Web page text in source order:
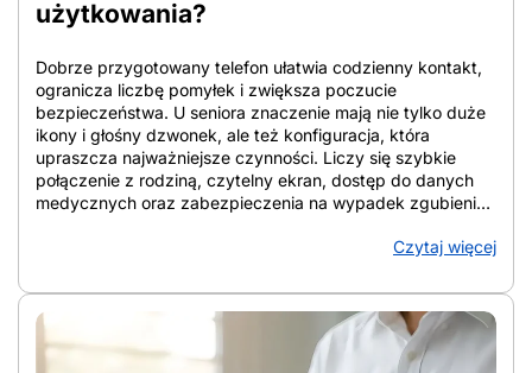
użytkowania?
Dobrze przygotowany telefon ułatwia codzienny kontakt,
ogranicza liczbę pomyłek i zwiększa poczucie
bezpieczeństwa. U seniora znaczenie mają nie tylko duże
ikony i głośny dzwonek, ale też konfiguracja, która
upraszcza najważniejsze czynności. Liczy się szybkie
połączenie z rodziną, czytelny ekran, dostęp do danych
medycznych oraz zabezpieczenia na wypadek zgubienia
zebrano konkretne rozwiązania, które porządkują ekran,
smartfona. Telefon staje się wtedy narzędziem wsparcia, a
nie źródłem chaosu. Z artykułu dowiesz się: Jak
przygotować telefon seniora do bezpiecznego
codziennego użytkowania Jak przygotować telefon
Czytaj więcej